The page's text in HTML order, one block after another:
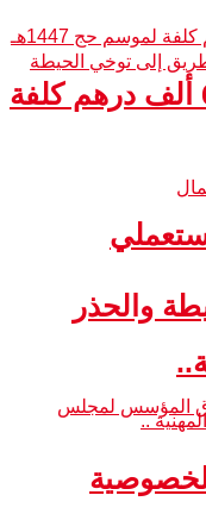
والحذر
وزارة الأوقاف تحدد 63 ألف درهم كلفة